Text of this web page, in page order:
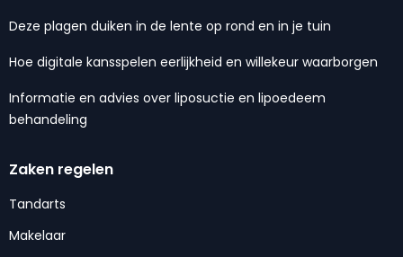
Deze plagen duiken in de lente op rond en in je tuin
Hoe digitale kansspelen eerlijkheid en willekeur waarborgen
Informatie en advies over liposuctie en lipoedeem
behandeling
Zaken regelen
Tandarts
Makelaar